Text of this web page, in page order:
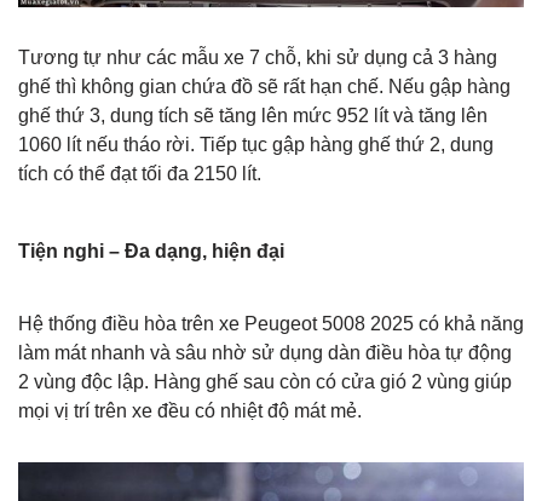
Tương tự như các mẫu xe 7 chỗ, khi sử dụng cả 3 hàng
ghế thì không gian chứa đồ sẽ rất hạn chế. Nếu gập hàng
ghế thứ 3, dung tích sẽ tăng lên mức 952 lít và tăng lên
1060 lít nếu tháo rời. Tiếp tục gập hàng ghế thứ 2, dung
tích có thể đạt tối đa 2150 lít.
Tiện nghi – Đa dạng, hiện đại
Hệ thống điều hòa trên xe Peugeot 5008 2025 có khả năng
làm mát nhanh và sâu nhờ sử dụng dàn điều hòa tự động
2 vùng độc lập. Hàng ghế sau còn có cửa gió 2 vùng giúp
mọi vị trí trên xe đều có nhiệt độ mát mẻ.